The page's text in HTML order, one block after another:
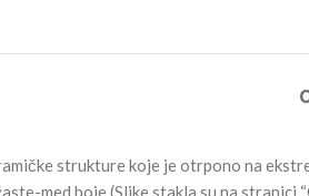
strukture koje je otrpono na
med boje (Slike stakla su na stranici